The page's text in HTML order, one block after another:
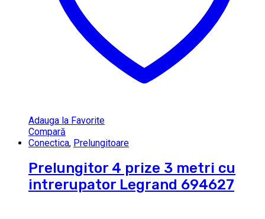
Adauga la Favorite
Compară
Conectica, Prelungitoare
Prelungitor 4 prize 3 metri cu
intrerupator Legrand 694627